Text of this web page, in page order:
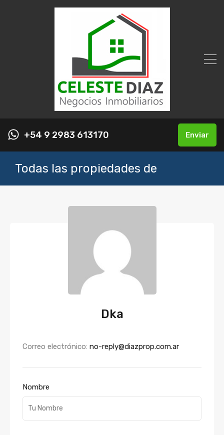
+54 9 2983 613170 Enviar
Todas las propiedades de
Dka
Correo electrónico: no-reply@diazprop.com.ar
Nombre